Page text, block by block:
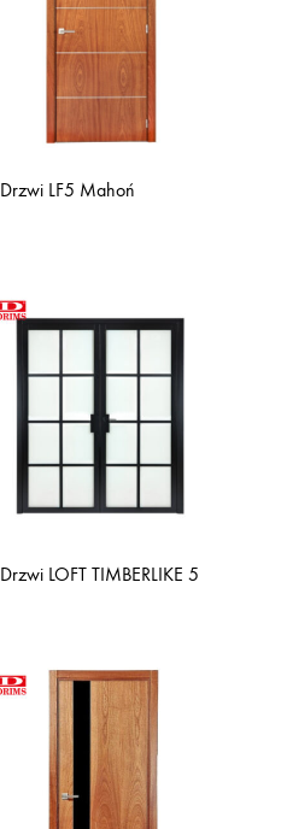
Drzwi LF5 Mahoń
Drzwi LOFT TIMBERLIKE 5